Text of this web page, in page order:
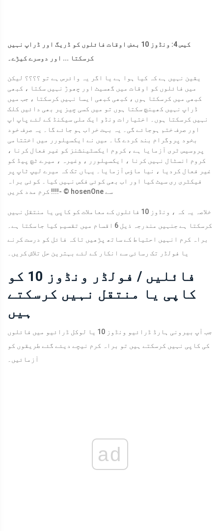
کیس 4: ونڈوز 10 بعض اوقات فائلوں کو ڈریگ اور ڈراپ نہیں
کرسکتا ... اور دوسرے کیڑے۔
یقین نہیں ہے کہ کیا ہوا ہے یا اگر یہ وائرس ہے تو ؟؟؟؟ لیکن
میں فائلوں کو اوقات میں گھسیٹ اور چھوڑ نہیں سکتا ، کبھی
کبھی میں کرسکتا ہوں ، کبھی کبھی ایسا نہیں کرسکتا ، جب میں
ڈراپ نہیں کھینچ سکتا ہوں تو میں کسی چیز پر بھی دائیں کلک
نہیں کرسکتا ہوں۔ اختیارات ونڈو ایک ملی سیکنڈ کے لئے پاپ اپ
اور صرف ختم ہوجائے گی۔ یہ بہت خراب ہو جائے گا۔ یہ صرف خود
بخود پروگرام بند کردے گا۔ میں نے ایکسپلورر میں اختتامی
پروسیس ٹری آزمایا ہے ، کروم ایکسٹینشنز کو غیر فعال کرنا ،
کروم انسٹال نہیں کرنا ، ایکسپلورر ، وغیرہ ، میرے ٹچ پیڈ کو
غیر فعال کردیا ، نیا ماؤس آزمایا۔ یہاں تک کہ میرے لیپ ٹاپ پر
فیکٹری ری سیٹ کیا اور اب بھی کوئی فکس نہیں کیا۔ کوئی براہ
کرم مدد کریں !!!!
- © hosenOne سے
خلاصہ یہ کہ ، ونڈوز 10 فائلوں کے معاملات کو کاپی یا منتقل نہیں
کرسکتا ہے جنہیں مندرجہ ذیل 6 اقسام میں تقسیم کیا جاسکتا ہے۔
براہ کرم انہیں احتیاط کے ساتھ پڑھیں تاکہ فائل کو درست کرنے
یا فولڈر تک رسائی سے انکار کے لئے بہترین حل تلاش کریں۔
فائلیں / فولڈر ونڈوز 10 کو
کاپی یا منتقل نہیں کرسکتے
ہیں
جب آپ بیرونی ہارڈ ڈرائیو ونڈوز 10 یا لوکل ڈرائیو میں فائلوں
کی کاپی نہیں کرسکتے ہیں تو براہ کرم نیچے دیئے گئے طریقوں کو
آزمائیں۔
ad